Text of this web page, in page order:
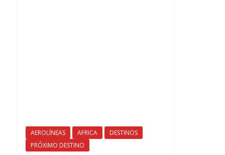
AEROLÍNEAS AFRICA
DESTINOS
PRÓXIMO DESTINO